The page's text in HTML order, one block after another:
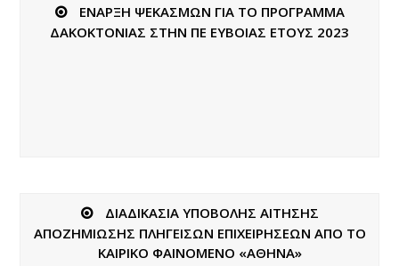
ΕΝΑΡΞΗ ΨΕΚΑΣΜΩΝ ΓΙΑ ΤΟ ΠΡΟΓΡΑΜΜΑ
ΔΑΚΟΚΤΟΝΙΑΣ ΣΤΗΝ ΠΕ ΕΥΒΟΙΑΣ ΕΤΟΥΣ 2023
ΔΙΑΔΙΚΑΣΙΑ ΥΠΟΒΟΛΗΣ ΑΙΤΗΣΗΣ
ΑΠΟΖΗΜΙΩΣΗΣ ΠΛΗΓΕΙΣΩΝ ΕΠΙΧΕΙΡΗΣΕΩΝ ΑΠΟ ΤΟ
ΚΑΙΡΙΚΟ ΦΑΙΝΟΜΕΝΟ «ΑΘΗΝΑ»